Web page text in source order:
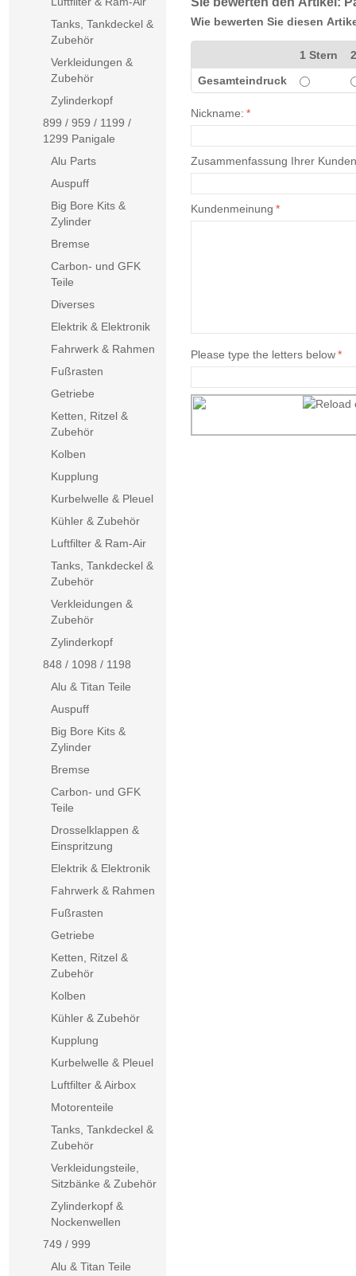
Wie bewerten Sie diesen
1 Stern
Gesamteindruck
*
Nickname:
Zusammenfassung Ihrer
*
Kundenmeinung
*
Please type the letters below
Tanks, Tankdeckel &
Zubehör
Verkleidungen &
Zubehör
Zylinderkopf
899 / 959 / 1199 /
1299 Panigale
Alu Parts
Auspuff
Big Bore Kits &
Zylinder
Bremse
Carbon- und GFK
Teile
Diverses
Elektrik & Elektronik
Fahrwerk & Rahmen
Fußrasten
Getriebe
Ketten, Ritzel &
Zubehör
Kolben
Kupplung
Kurbelwelle & Pleuel
Kühler & Zubehör
Luftfilter & Ram-Air
Tanks, Tankdeckel &
Zubehör
Verkleidungen &
Zubehör
Zylinderkopf
848 / 1098 / 1198
Alu & Titan Teile
Auspuff
Big Bore Kits &
Zylinder
Bremse
Carbon- und GFK
Teile
Drosselklappen &
Einspritzung
Elektrik & Elektronik
Fahrwerk & Rahmen
Fußrasten
Getriebe
Ketten, Ritzel &
Zubehör
Kolben
Kühler & Zubehör
Kupplung
Kurbelwelle & Pleuel
Luftfilter & Airbox
Motorenteile
Tanks, Tankdeckel &
Zubehör
Verkleidungsteile,
Sitzbänke & Zubehör
Zylinderkopf &
Nockenwellen
749 / 999
Alu & Titan Teile